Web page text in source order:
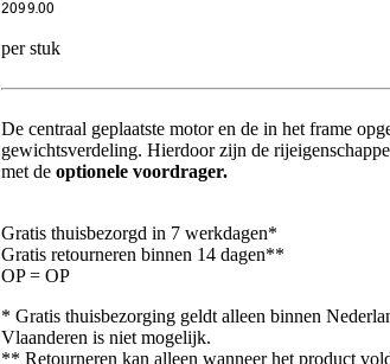
2099 00
per stuk
De centraal geplaatste motor en de in het frame
gewichtsverdeling. Hierdoor zijn de
met de optionele voordrager.
Gratis thuisbezorgd in 7 werkdagen*
Gratis retourneren binnen 14 dagen**
OP = OP
* Gratis thuisbezorging geldt alleen binnen
Vlaanderen is niet mogelijk.
** Retourneren kan alleen wanneer het product